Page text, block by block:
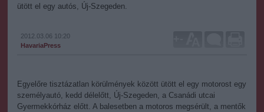
ütött el egy autós, Új-Szegeden.
2012.03.06 10:20
HavariaPress
Egyelőre tisztázatlan körülmények között ütött el egy motorost egy
személyautó, kedd délelőtt, Új-Szegeden, a Csanádi utcai
Gyermekkórház előtt. A balesetben a motoros megsérült, a mentők